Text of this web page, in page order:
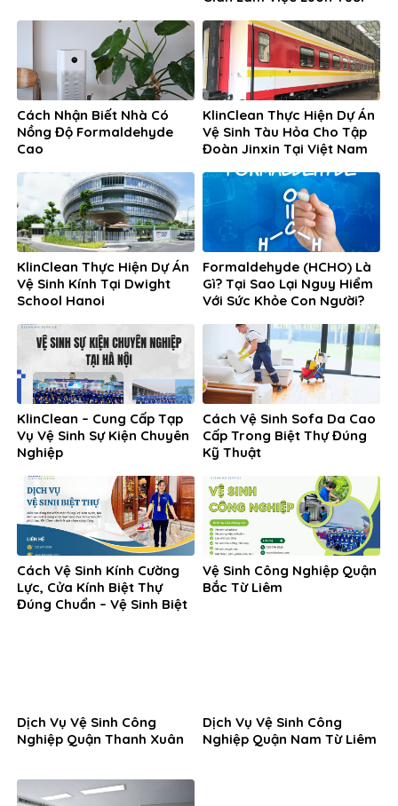
Cách Nhận Biết Nhà Có
Nồng Độ Formaldehyde
Cao
KlinClean Thực Hiện Dự Án
Vệ Sinh Tàu Hỏa Cho Tập
Đoàn Jinxin Tại Việt Nam
KlinClean Thực Hiện Dự Án
Vệ Sinh Kính Tại Dwight
School Hanoi
Formaldehyde (HCHO) Là
Gì? Tại Sao Lại Nguy Hiểm
Với Sức Khỏe Con Người?
KlinClean – Cung Cấp Tạp
Vụ Vệ Sinh Sự Kiện Chuyên
Nghiệp
Cách Vệ Sinh Sofa Da Cao
Cấp Trong Biệt Thự Đúng
Kỹ Thuật
Cách Vệ Sinh Kính Cường
Lực, Cửa Kính Biệt Thự
Đúng Chuẩn – Vệ Sinh Biệt
Vệ Sinh Công Nghiệp Quận
Bắc Từ Liêm
Dịch Vụ Vệ Sinh Công
Nghiệp Quận Thanh Xuân
Dịch Vụ Vệ Sinh Công
Nghiệp Quận Nam Từ Liêm